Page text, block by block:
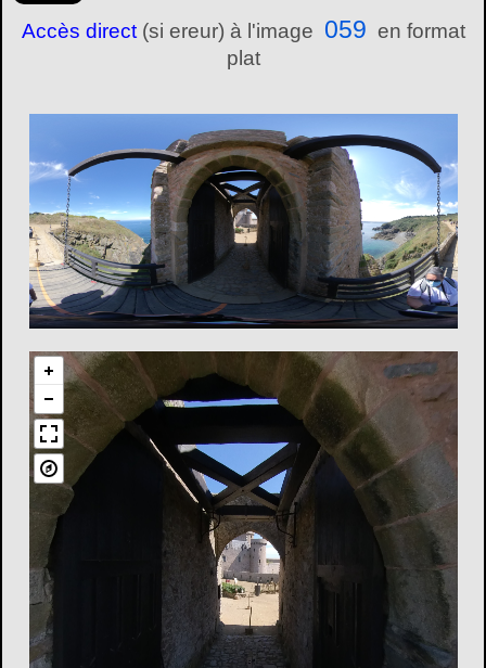
Accès direct(si ereur) à l'image 059 en format
plat